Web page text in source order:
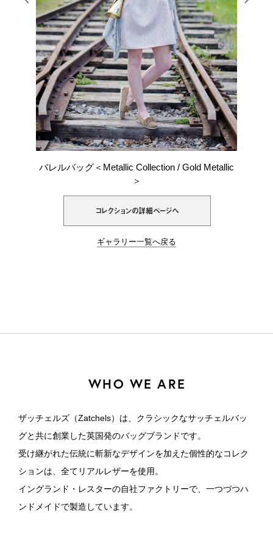
バレルバッグ＜Metallic Collection / Gold Metallic
＞
コレクションの詳細ページへ
ギャラリー一覧へ戻る
WHO WE ARE
ザッチェルズ（Zatchels）は、クラシックなサッチェルバッ
グと共に創業した英国発のバッグブランドです。
受け継がれた伝統に斬新なデザインを加えた個性的なコレク
ションは、全てリアルレザーを使用。
イングランド・レスターの自社ファクトリーで、一つづつハ
ンドメイドで製造しています。